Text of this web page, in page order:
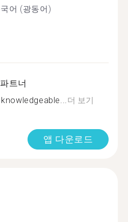
어 (광동어)
트너
더 보기
앱 다운로드